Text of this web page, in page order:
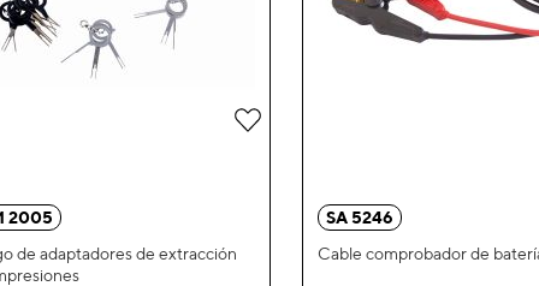
2005
de adaptadores de extracción
Añadir
SA 5246
Cable comprobador de